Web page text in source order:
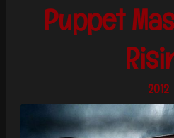
Puppet
2012